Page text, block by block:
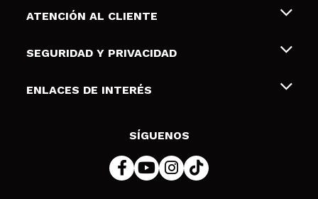
Sobre nosotros
Tarjetas de Regalo
ATENCIÓN AL CLIENTE
Envíos y devoluciones
Formas de pago
SEGURIDAD Y PRIVACIDAD
Terminos y condiciones de uso
Política de cookies
ENLACES DE INTERÉS
SÍGUENOS